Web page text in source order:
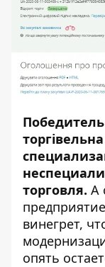
торговля. А
винегрет,
опять